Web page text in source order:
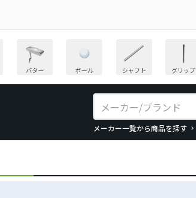
パター ボール シャフト グリップ
メーカー一覧から商品を探す